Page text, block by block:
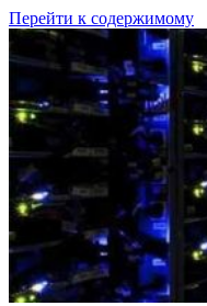
Перейти к содержимому